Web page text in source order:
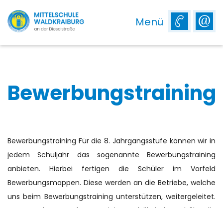
Menü
Bewerbungstraining
Bewerbungstraining Für die 8. Jahrgangsstufe können wir in
jedem Schuljahr das sogenannte Bewerbungstraining
anbieten. Hierbei fertigen die Schüler im Vorfeld
Bewerbungsmappen. Diese werden an die Betriebe, welche
uns beim Bewerbungstraining unterstützen, weitergeleitet.